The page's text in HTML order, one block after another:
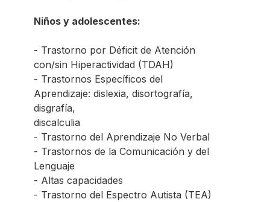
Niños y adolescentes:
- Trastorno por Déficit de Atención
con/sin Hiperactividad (TDAH)
- Trastornos Específicos del
Aprendizaje: dislexia, disortografía,
disgrafía,
discalculia
- Trastorno del Aprendizaje No Verbal
- Trastornos de la Comunicación y del
Lenguaje
- Altas capacidades
- Trastorno del Espectro Autista (TEA)